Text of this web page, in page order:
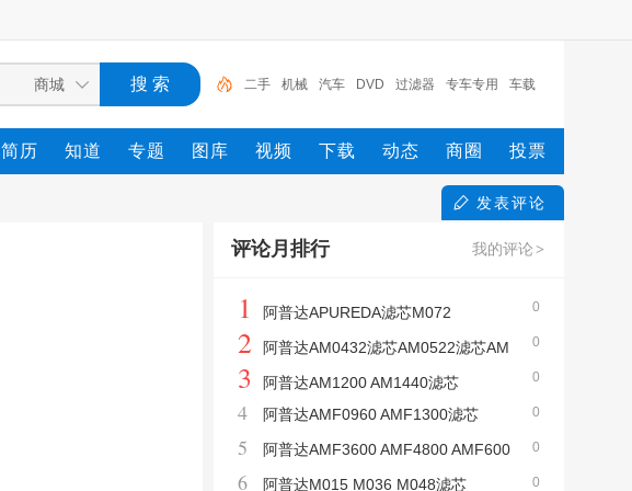
二手 机械 汽车 DVD 过滤器 专车专用 车载
挖掘机 导航
简历 知道 专题 图库 视频 下载 动态 商圈 投票
发表评论
我的评论 >
评论月排行
0
1 阿普达APUREDA滤芯M072
0
2
阿普达AM0432滤芯AM0522滤芯AM
0720滤芯AM0960滤芯
0
3 阿普达AM1200 AM1440滤芯
0
4 阿普达AMF0960 AMF1300滤芯
0
5
阿普达AMF3600 AMF4800 AMF600
0滤芯
0
6 阿普达M015 M036 M048滤芯